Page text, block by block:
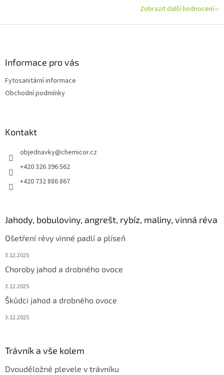
Zobrazit další hodnocení
Informace pro vás
Fytosanitární informace
Obchodní podmínky
Kontakt
objednavky@chemicor.cz
+420 326 396 562
+420 732 886 867
Jahody, bobuloviny, angrešt, rybíz, maliny, vinná réva
Ošetření révy vinné padlí a plíseň
3.12.2025
Choroby jahod a drobného ovoce
3.12.2025
Škůdci jahod a drobného ovoce
3.12.2025
Trávník a vše kolem
Dvouděložné plevele v trávníku